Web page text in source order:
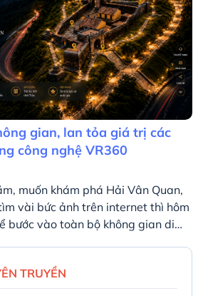
gian, lan tỏa giá trị các
công nghệ VR360
muốn khám phá Hải Vân Quan,
vài bức ảnh trên internet thì hôm
bước vào toàn bộ không gian di
khu vực và tìm hiểu các thông
ngay trong không gian số.
TRUYỀN